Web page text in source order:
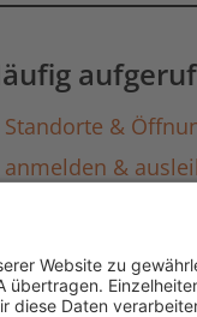
Standorte &
anmelden &